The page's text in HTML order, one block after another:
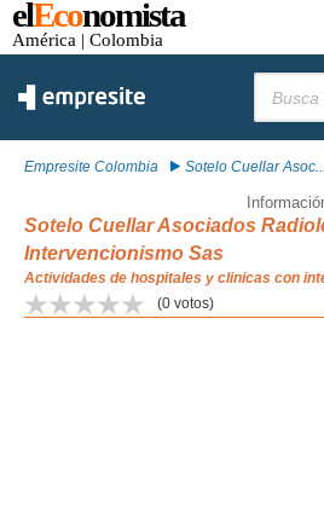
elEconomista
América | Colombia
Empresite Colombia Sotelo Cuellar Asoc...
Sotelo Cuellar Asociados
Intervencionismo Sas
Actividades de hospitales y clinicas con
(0 votos)